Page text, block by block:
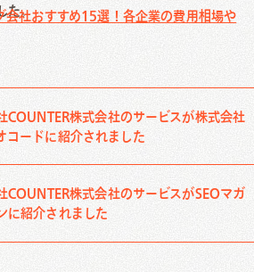
た。
会社おすすめ15選！各企業の費用相場や
COUNTER株式会社のサービスが株式会社
コードに紹介されました
COUNTER株式会社のサービスがSEOマガ
に紹介されました